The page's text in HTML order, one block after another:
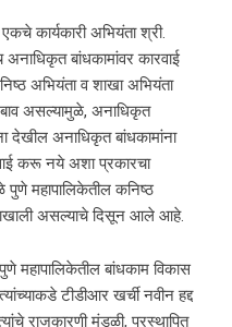
अभियंता श्री.
बांधकामांवर कारवाई
अभियंता व शाखा अभियंता
असल्यामुळे, अनाधिकृत
देखील अनाधिकृत बांधकामांना
करू नये अशा प्रकारचा
महापालिकेतील कनिष्ठ
असल्याचे दिसून आले आहे.
बांधकाम विकास
टीडीआर खर्ची नवीन हद्द
राजकारणी मंडळी, प्रस्थापित